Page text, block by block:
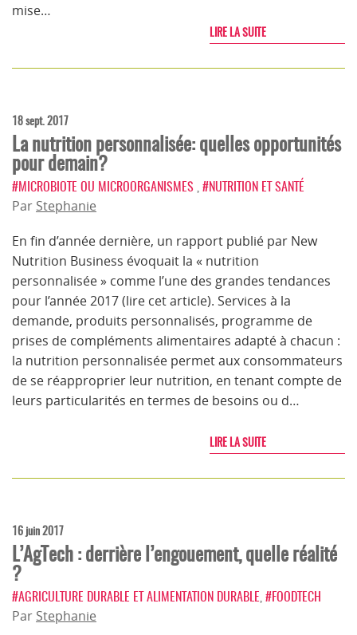
mise…
LIRE LA SUITE
18 sept. 2017
La nutrition personnalisée: quelles opportunités
pour demain?
#MICROBIOTE OU MICROORGANISMES #NUTRITION ET SANTÉ
Par Stephanie
En fin d’année dernière, un rapport publié par New
Nutrition Business évoquait la « nutrition
personnalisée » comme l’une des grandes tendances
pour l’année 2017 (lire cet article). Services à la
demande, produits personnalisés, programme de
prises de compléments alimentaires adapté à chacun :
la nutrition personnalisée permet aux consommateurs
de se réapproprier leur nutrition, en tenant compte de
leurs particularités en termes de besoins ou d…
LIRE LA SUITE
16 juin 2017
L’AgTech : derrière l’engouement, quelle réalité
?
#AGRICULTURE DURABLE ET ALIMENTATION DURABLE #FOODTECH
Par Stephanie